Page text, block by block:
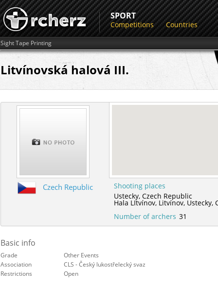
SPORT
Competitions Countries
Sight Tape Printing
Litvínovská halová III.
Czech Republic
Shooting places
Ustecky,Czech Republic
Hala LItvínov, Litvínov, Ustecky,
Number of archers 31
Basic info
Grade
Other Events
Association
CLS - Český lukostřelecký svaz
Restrictions
Open